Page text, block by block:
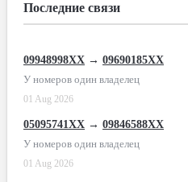
Последние связи
09948998XX → 09690185XX
У номеров один владелец
01 Aug 2026
05095741XX → 09846588XX
У номеров один владелец
01 Aug 2026